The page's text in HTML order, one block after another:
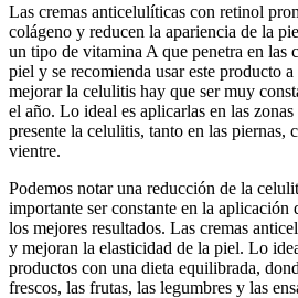
Las cremas anticelulíticas con retinol
colágeno y reducen la apariencia de la
un tipo de vitamina A que penetra en las
piel y se recomienda usar este producto
mejorar la celulitis hay que ser muy
el año. Lo ideal es aplicarlas en las
presente la celulitis, tanto en las piernas,
vientre.
Podemos notar una reducción de la
importante ser constante en la aplicación
los mejores resultados. Las cremas
y mejoran la elasticidad de la piel. Lo
productos con una dieta equilibrada,
frescos, las frutas, las legumbres y las